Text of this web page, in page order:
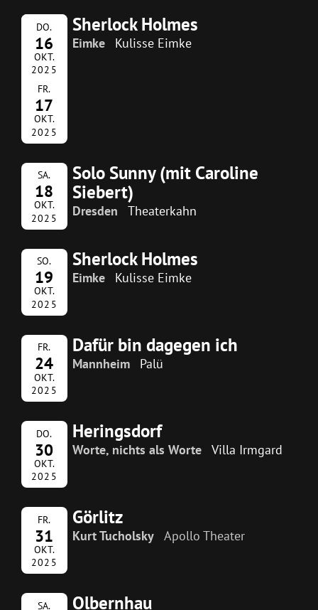
DO.
16
OKT.
2025
FR.
17
OKT.
2025
Sherlock Holmes
Eimke Kulisse Eimke
SA.
18
OKT.
2025
Solo Sunny (mit Caroline
Siebert)
Dresden Theaterkahn
SO.
19
OKT.
2025
Sherlock Holmes
Eimke Kulisse Eimke
FR.
24
OKT.
2025
Dafür bin dagegen ich
Mannheim Palü
DO.
30
OKT.
2025
Heringsdorf
Worte, nichts als Worte Villa Irmgard
FR.
31
OKT.
2025
Görlitz
Kurt Tucholsky Apollo Theater
SA. Olbernhau